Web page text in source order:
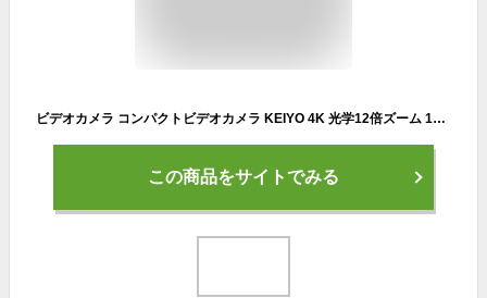
ビデオカメラ コンパクトビデオカメラ KEIYO 4K 光学12倍ズーム 180度回転のバリアングルスクリーン AN-S101
この商品をサイトでみる